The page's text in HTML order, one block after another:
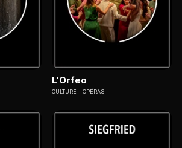
L'Orfeo
CULTURE OPÉRAS